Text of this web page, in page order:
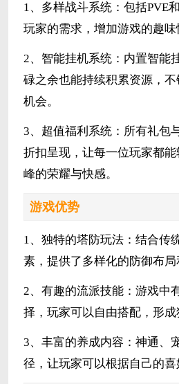
1、多样战斗系统：包括PVE
玩家的需求，增加游戏的趣味
2、智能挂机系统：内置智能
碌之余也能持续积累资源，
机会。
3、超值福利系统：所有礼包
折扣呈现，让每一位玩家都
峰的荣耀与快感。
游戏优势
1、独特的塔防玩法：结合传
素，提供了多样化的防御布局
2、有趣的流派技能：游戏中
择，玩家可以自由搭配，形成
3、丰富的养成内容：神通、
径，让玩家可以根据自己的喜